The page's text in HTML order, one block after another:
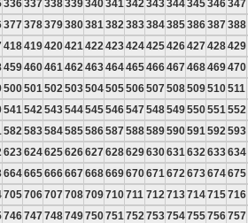
336337338339340341 342 343344345346347
377378379380381 382 383384385386387388
418419420421 422 423424425426427428429
459460461 462 463464465466467468469470
500501 502 503504505506507508509510511
541 542 543544545546547548549550551 552
582 583584585586587588589590591 592 593
623624625626627628629630631 632 633634
664665666667668669670671 672 673674675
705706707708709710711 712 713714715716
746747748749750751 752 753754755756757